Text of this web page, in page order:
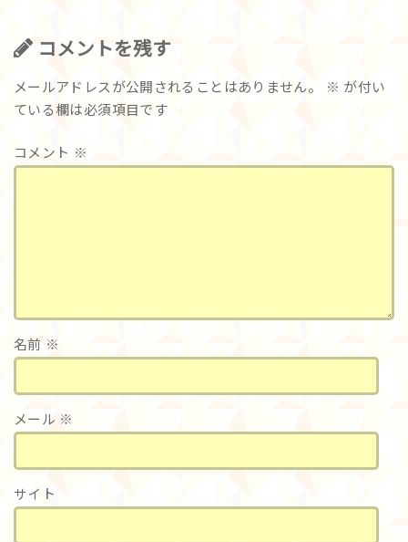
コメントを残す
メールアドレスが公開されることはありません。 ※ が付い
ている欄は必須項目です
コメント ※
名前 ※
メール ※
サイト